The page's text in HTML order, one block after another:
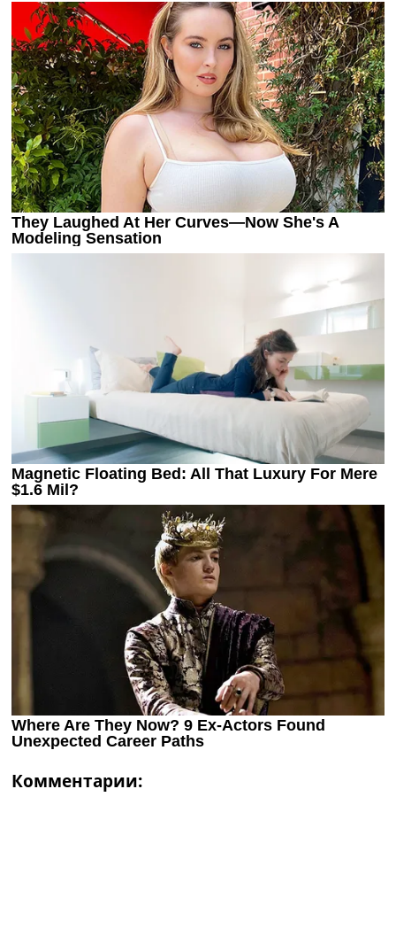
Комментарии: